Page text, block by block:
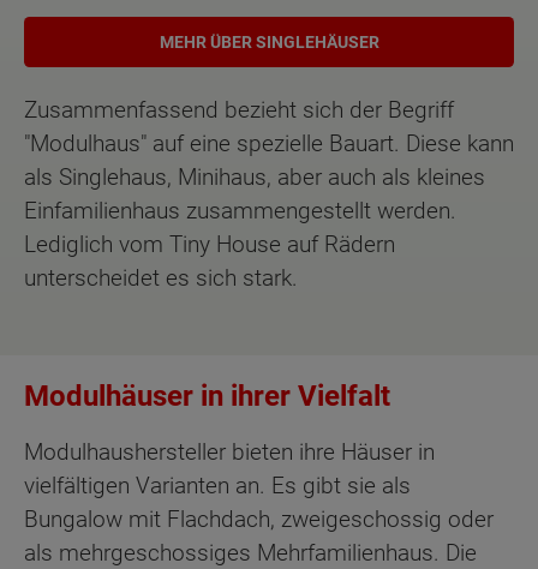
MEHR ÜBER SINGLEHÄUSER
Zusammenfassend bezieht sich der Begriff
"Modulhaus" auf eine spezielle Bauart. Diese kann
als Singlehaus, Minihaus, aber auch als kleines
Einfamilienhaus zusammengestellt werden.
Lediglich vom Tiny House auf Rädern
unterscheidet es sich stark.
Modulhäuser in ihrer Vielfalt
Modulhaushersteller bieten ihre Häuser in
vielfältigen Varianten an. Es gibt sie als
Bungalow mit Flachdach, zweigeschossig oder
als mehrgeschossiges Mehrfamilienhaus. Die